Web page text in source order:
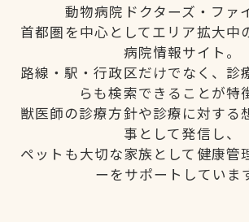
動物病院ドクターズ・ファ
首都圏を中心としてエリア拡大中
病院情報サイト。
路線・駅・行政区だけでなく、診
らも検索できることが特
獣医師の診療方針や診療に対する
事として発信し、
ペットも大切な家族として健康管
ーをサポートしていま